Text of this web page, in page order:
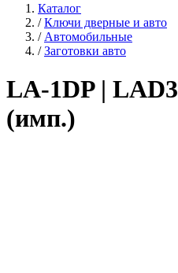
Каталог
/ Ключи дверные и авто
/ Автомобильные
/ Заготовки авто
LA-1DP |
(имп.)